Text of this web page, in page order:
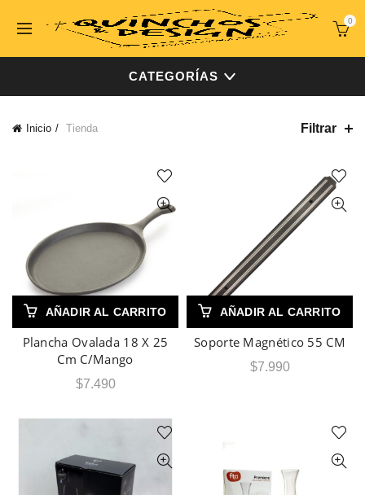
0
CATEGORÍAS
Inicio Tienda Filtrar
AÑADIR AL CARRITO
Plancha Ovalada 18 X 25
Cm C/Mango
$7.490
AÑADIR AL CARRITO
Soporte Magnético 55 CM
$7.990